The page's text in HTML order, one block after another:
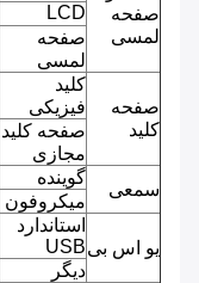
صفحه
لمسی
LCD
صفحه
لمسی
صفحه
کلید
کلید
فیزیکی
صفحه کلید
مجازی
سمعی
گوینده
میکروفون
یو اس بی
استاندارد
USB
دیگر